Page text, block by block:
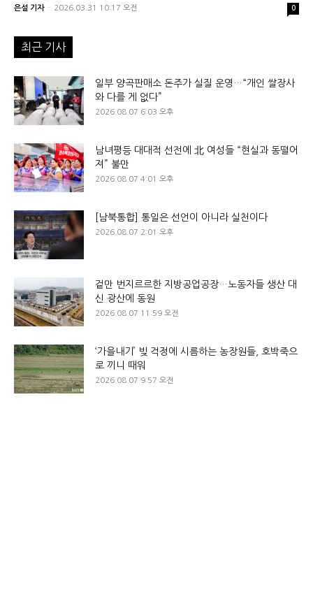
은설 기자 - 2026.03.31 10:17 오전 0
최근 기사
일부 양곡판매소 돈주가 실질 운영…“개인 쌀장사
와 다를 게 없다”
2026.08.07 6:03 오후
남녀평등 대대적 선전에 北 여성들 “현실과 동떨어
져” 불만
2026.08.07 4:01 오후
[남북통합] 통일은 선언이 아니라 실천이다
2026.08.07 2:01 오후
겉만 번지르르한 지방공업공장…노동자들 생산 대
신 광산에 동원
2026.08.07 11:59 오전
‘가을내기’ 빚 걱정에 시름하는 농장원들, 호박죽으
로 끼니 때워
2026.08.07 9:57 오전